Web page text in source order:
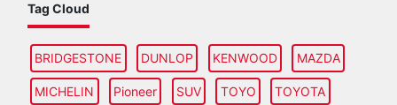
Tag Cloud
BRIDGESTONE DUNLOP KENWOOD MAZDA
MICHELIN Pioneer SUV TOYO TOYOTA